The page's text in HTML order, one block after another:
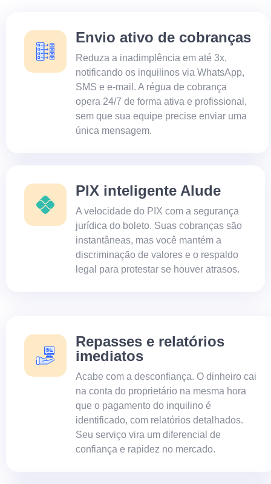
Envio ativo de cobranças
Reduza a inadimplência em até 3x,
notificando os inquilinos via WhatsApp,
SMS e e-mail. A régua de cobrança
opera 24/7 de forma ativa e profissional,
sem que sua equipe precise enviar uma
única mensagem.
PIX inteligente Alude
A velocidade do PIX com a segurança
jurídica do boleto. Suas cobranças são
instantâneas, mas você mantém a
discriminação de valores e o respaldo
legal para protestar se houver atrasos.
Repasses e relatórios
imediatos
Acabe com a desconfiança. O dinheiro cai
na conta do proprietário na mesma hora
que o pagamento do inquilino é
identificado, com relatórios detalhados.
Seu serviço vira um diferencial de
confiança e rapidez no mercado.